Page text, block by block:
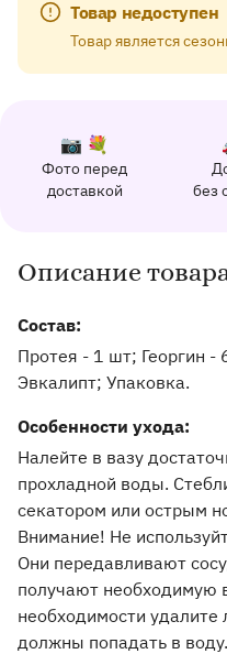
Товар недоступен
Товар является
Почему выбирают
К каждому заказу
Фото перед
доставкой
📷 💐
без
Качественный сервис
162 отзыва с оценкой
Информация о товаре и
Описание
Состав:
Протея - 1 шт; Георгин -
Эвкалипт; Упаковка.
Особенности ухода:
Налейте в вазу
прохладной воды.
секатором или острым
Внимание! Не
Они передавливают
получают необходимую
необходимости
должны попадать в